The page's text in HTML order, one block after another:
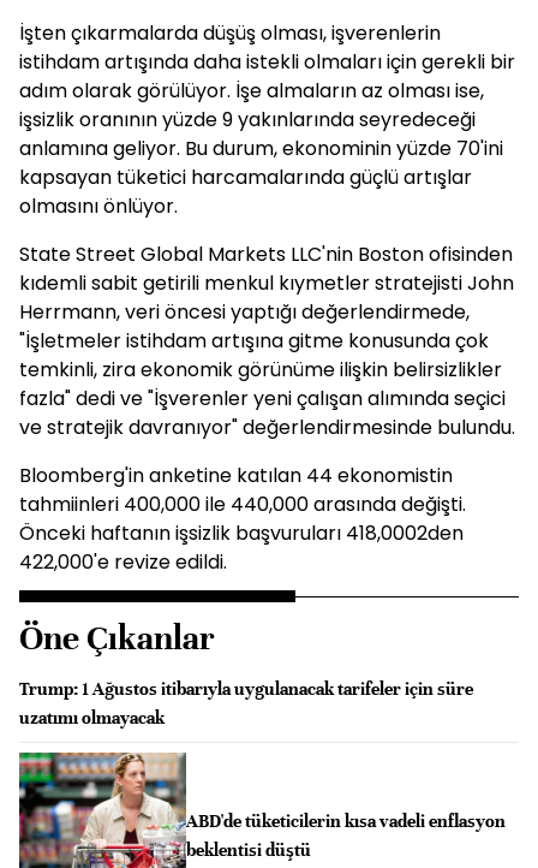
İşten çıkarmalarda düşüş olması, işverenlerin
istihdam artışında daha istekli olmaları için gerekli bir
adım olarak görülüyor. İşe almaların az olması ise,
işsizlik oranının yüzde 9 yakınlarında seyredeceği
anlamına geliyor. Bu durum, ekonominin yüzde 70'ini
kapsayan tüketici harcamalarında güçlü artışlar
olmasını önlüyor.
State Street Global Markets LLC'nin Boston ofisinden
kıdemli sabit getirili menkul kıymetler stratejisti John
Herrmann, veri öncesi yaptığı değerlendirmede,
"İşletmeler istihdam artışına gitme konusunda çok
temkinli, zira ekonomik görünüme ilişkin belirsizlikler
fazla" dedi ve "İşverenler yeni çalışan alımında seçici
ve stratejik davranıyor" değerlendirmesinde bulundu.
Bloomberg'in anketine katılan 44 ekonomistin
tahmiinleri 400,000 ile 440,000 arasında değişti.
Önceki haftanın işsizlik başvuruları 418,0002den
422,000'e revize edildi.
Öne Çıkanlar
Trump: 1 Ağustos itibarıyla uygulanacak tarifeler için süre
uzatımı olmayacak
ABD'de tüketicilerin kısa vadeli enflasyon
beklentisi düştü